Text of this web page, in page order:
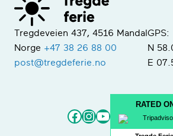
Tregdeveien 437, 4516 Mandal
Norge +47 38 26 88 00
post@tregdeferie.no
GPS:
N
E
Facebook
Instagram
YouTube
RATED